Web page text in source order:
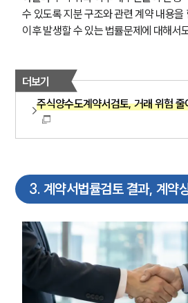
수 있도록 지분 구조와 관련 계약 내용을
이후 발생할 수 있는 법률문제에 대해서
더보기
주식양수도계약서검토, 거래 위험
3. 계약서법률검토 결과, 계약